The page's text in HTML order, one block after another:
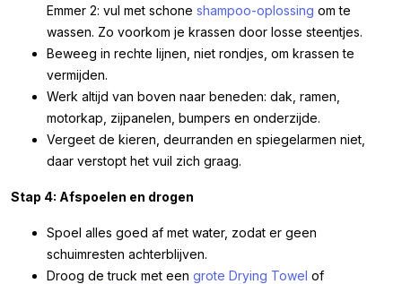
Emmer 2: vul met schone shampoo-oplossing om te
wassen. Zo voorkom je krassen door losse steentjes.
Beweeg in rechte lijnen, niet rondjes, om krassen te
vermijden.
Werk altijd van boven naar beneden: dak, ramen,
motorkap, zijpanelen, bumpers en onderzijde.
Vergeet de kieren, deurranden en spiegelarmen niet,
daar verstopt het vuil zich graag.
Stap 4: Afspoelen en drogen
Spoel alles goed af met water, zodat er geen
schuimresten achterblijven.
Droog de truck met een grote Drying Towel of